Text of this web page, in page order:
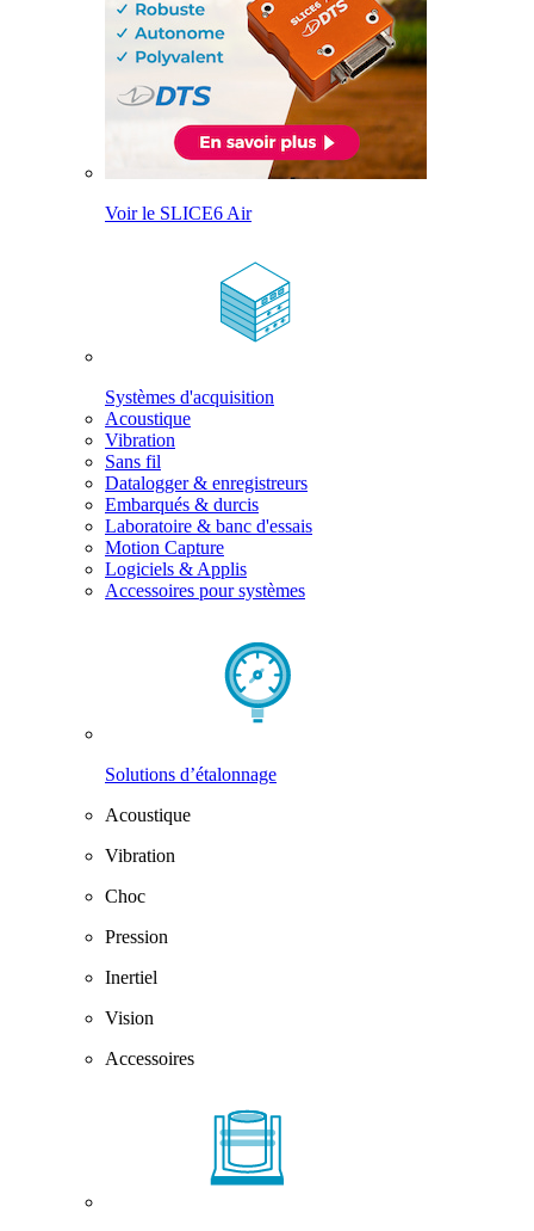
Voir le SLICE6 Air
Systèmes d'acquisition
Acoustique
Vibration
Sans fil
Datalogger & enregistreurs
Embarqués & durcis
Laboratoire & banc d'essais
Motion Capture
Logiciels & Applis
Accessoires pour systèmes
Solutions d’étalonnage
Acoustique
Vibration
Choc
Pression
Inertiel
Vision
Accessoires